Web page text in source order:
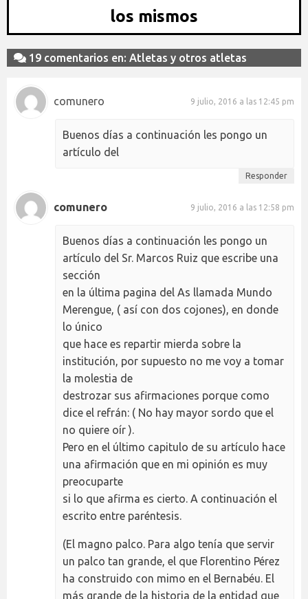
los mismos
19 comentarios en: Atletas y otros atletas
comunero 9 julio, 2016 a las 12:45 pm
Buenos días a continuación les pongo un
artículo del
Responder
comunero 9 julio, 2016 a las 12:58 pm
Buenos días a continuación les pongo un
artículo del Sr. Marcos Ruiz que escribe una
sección
en la última pagina del As llamada Mundo
Merengue, ( así con dos cojones), en donde
lo único
que hace es repartir mierda sobre la
institución, por supuesto no me voy a tomar
la molestia de
destrozar sus afirmaciones porque como
dice el refrán: ( No hay mayor sordo que el
no quiere oír ).
Pero en el último capitulo de su artículo hace
una afirmación que en mi opinión es muy
preocuparte
si lo que afirma es cierto. A continuación el
escrito entre paréntesis.
(El magno palco. Para algo tenía que servir
un palco tan grande, el que Florentino Pérez
ha construido con mimo en el Bernabéu. El
más grande de la historia de la entidad que